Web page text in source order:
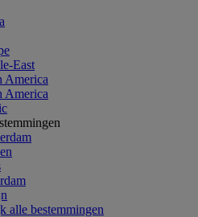
East
America
America
alle bestemmingen